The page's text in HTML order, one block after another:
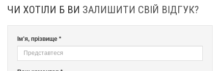
ЧИ ХОТІЛИ Б ВИ ЗАЛИШИТИ СВІЙ ВІДГУК?
Ім'я, прізвище *